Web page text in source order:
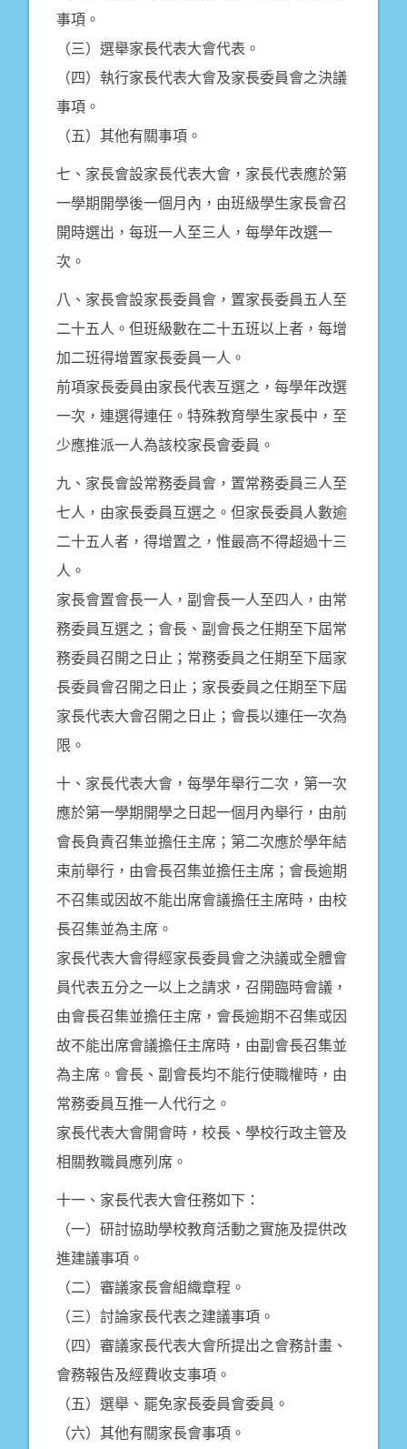
事項。
（三）選舉家長代表大會代表。
（四）執行家長代表大會及家長委員會之決議
事項。
（五）其他有關事項。
七、家長會設家長代表大會，家長代表應於第
一學期開學後一個月內，由班級學生家長會召
開時選出，每班一人至三人，每學年改選一
次。
八、家長會設家長委員會，置家長委員五人至
二十五人。但班級數在二十五班以上者，每增
加二班得增置家長委員一人。
前項家長委員由家長代表互選之，每學年改選
一次，連選得連任。特殊教育學生家長中，至
少應推派一人為該校家長會委員。
九、家長會設常務委員會，置常務委員三人至
七人，由家長委員互選之。但家長委員人數逾
二十五人者，得增置之，惟最高不得超過十三
人。
家長會置會長一人，副會長一人至四人，由常
務委員互選之；會長、副會長之任期至下屆常
務委員召開之日止；常務委員之任期至下屆家
長委員會召開之日止；家長委員之任期至下屆
家長代表大會召開之日止；會長以連任一次為
限。
十、家長代表大會，每學年舉行二次，第一次
應於第一學期開學之日起一個月內舉行，由前
會長負責召集並擔任主席；第二次應於學年結
束前舉行，由會長召集並擔任主席；會長逾期
不召集或因故不能出席會議擔任主席時，由校
長召集並為主席。
家長代表大會得經家長委員會之決議或全體會
員代表五分之一以上之請求，召開臨時會議，
由會長召集並擔任主席，會長逾期不召集或因
故不能出席會議擔任主席時，由副會長召集並
為主席。會長、副會長均不能行使職權時，由
常務委員互推一人代行之。
家長代表大會開會時，校長、學校行政主管及
相關教職員應列席。
十一、家長代表大會任務如下：
（一）研討協助學校教育活動之實施及提供改
進建議事項。
（二）審議家長會組織章程。
（三）討論家長代表之建議事項。
（四）審議家長代表大會所提出之會務計畫、
會務報告及經費收支事項。
（五）選舉、罷免家長委員會委員。
（六）其他有關家長會事項。